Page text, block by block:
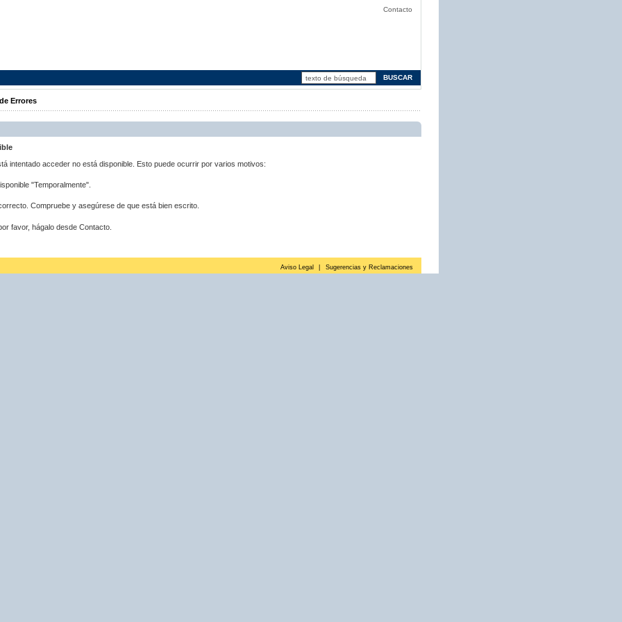
Contacto
Errores
intentado acceder no está disponible. Esto puede ocurrir por varios motivos:
"Temporalmente".
Compruebe y asegúrese de que está bien escrito.
favor, hágalo desde Contacto.
Aviso Legal Sugerencias y Reclamaciones